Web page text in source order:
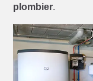
plombier.